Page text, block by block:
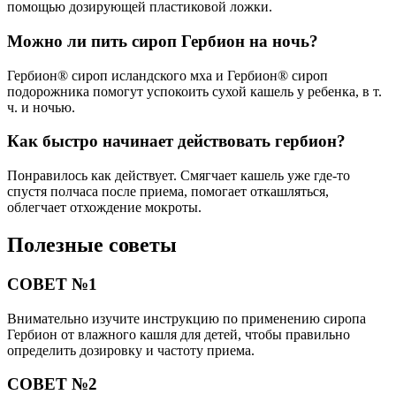
помощью дозирующей пластиковой ложки.
Можно ли пить сироп Гербион на ночь?
Гербион® сироп исландского мха и Гербион® сироп
подорожника помогут успокоить сухой кашель у ребенка, в т.
ч. и ночью.
Как быстро начинает действовать гербион?
Понравилось как действует. Смягчает кашель уже где-то
спустя полчаса после приема, помогает откашляться,
облегчает отхождение мокроты.
Полезные советы
СОВЕТ №1
Внимательно изучите инструкцию по применению сиропа
Гербион от влажного кашля для детей, чтобы правильно
определить дозировку и частоту приема.
СОВЕТ №2